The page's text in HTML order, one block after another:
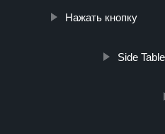
Нажать кнопку
Side